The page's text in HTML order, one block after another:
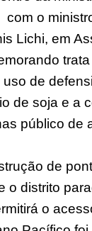
com o
Lichi, em
de
de soja e a
público de
de
o distrito
o